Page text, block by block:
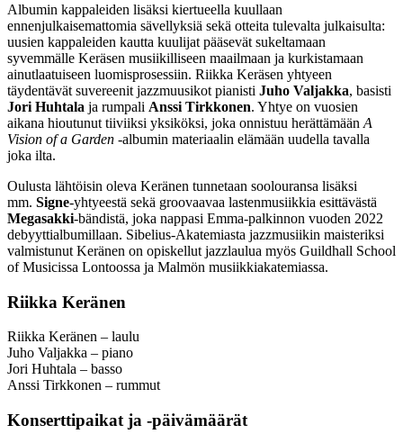
Albumin kappaleiden lisäksi kiertueella kuullaan
ennenjulkaisemattomia sävellyksiä sekä otteita tulevalta julkaisulta:
uusien kappaleiden kautta kuulijat pääsevät sukeltamaan
syvemmälle Keräsen musiikilliseen maailmaan ja kurkistamaan
ainutlaatuiseen luomisprosessiin. Riikka Keräsen yhtyeen
täydentävät suvereenit jazzmuusikot pianisti Juho Valjakka, basisti
Jori Huhtala ja rumpali Anssi Tirkkonen. Yhtye on vuosien
aikana hioutunut tiiviiksi yksiköksi, joka onnistuu herättämään A
Vision of a Garden -albumin materiaalin elämään uudella tavalla
joka ilta.
Oulusta lähtöisin oleva Keränen tunnetaan soolouransa lisäksi
mm. Signe-yhtyeestä sekä groovaavaa lastenmusiikkia esittävästä
Megasakki-bändistä, joka nappasi Emma-palkinnon vuoden 2022
debyyttialbumillaan. Sibelius-Akatemiasta jazzmusiikin maisteriksi
valmistunut Keränen on opiskellut jazzlaulua myös Guildhall School
of Musicissa Lontoossa ja Malmön musiikkiakatemiassa.
Riikka Keränen
Riikka Keränen – laulu
Juho Valjakka – piano
Jori Huhtala – basso
Anssi Tirkkonen – rummut
Konserttipaikat ja -päivämäärät